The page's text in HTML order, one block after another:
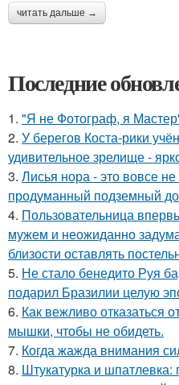
читать дальше →
Последние
1. "Я не Фотограф, я
2. У берегов Коста-рики
удивительное зрелище -
3. Лисья нора - это вовсе
продуманный подземный
4. Пользовательница
мужем и неожиданно
близости оставлять
5. Не стало бенедито Руя
подарил Бразилии целую
6. Как вежливо отказаться
мышки, чтобы не обидеть.
7. Когда жажда внимания
8. Штукатурка и